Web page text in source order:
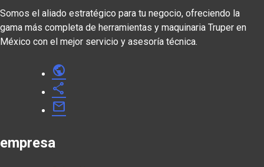
Somos el aliado estratégico para tu negocio, ofreciendo la
gama más completa de herramientas y maquinaria Truper en
México con el mejor servicio y asesoría técnica.
public
share
mail
empresa